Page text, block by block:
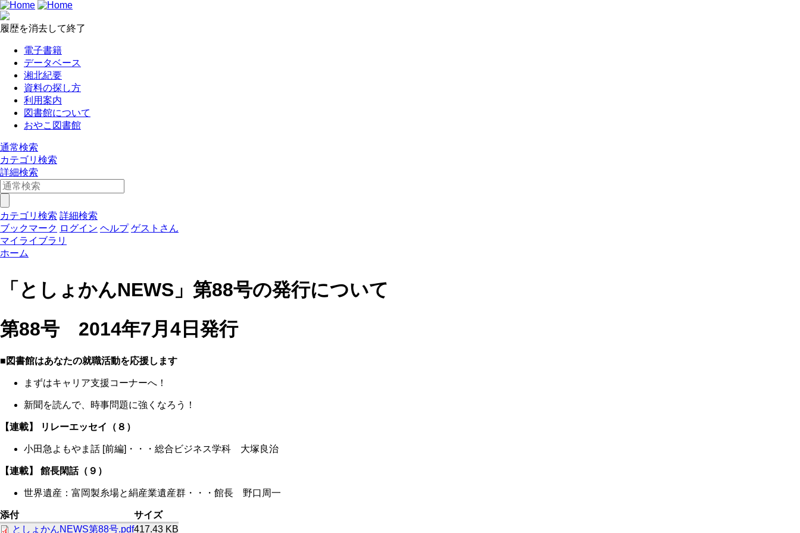
履歴を消去して終了
電子書籍
データベース
湘北紀要
資料の探し方
利用案内
図書館について
おやこ図書館
通常検索
カテゴリ検索
詳細検索
カテゴリ検索 詳細検索
ブックマーク ログイン ヘルプ ゲストさん
マイライブラリ
ホーム
「としょかんNEWS」第88号の発行について
第88号 2014年7月4日発行
■図書館はあなたの就職活動を応援します
まずはキャリア支援コーナーへ！
新聞を読んで、時事問題に強くなろう！
【連載】 リレーエッセイ（８）
小田急よもやま話 [前編]・・・総合ビジネス学科 大塚良治
【連載】 館長閑話（９）
世界遺産：富岡製糸場と絹産業遺産群・・・館長 野口周一
添付
サイズ
としょかんNEWS第88号.pdf417.43 KB